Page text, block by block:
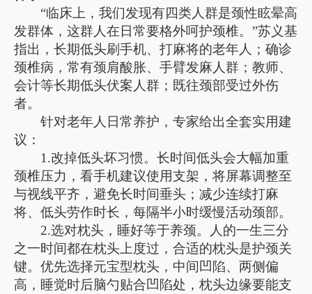
“临床上，我们发现有四类人群是颈性眩晕高
发群体，这群人在日常要格外呵护颈椎。”苏义基
指出，长期低头刷手机、打麻将的老年人；确诊
颈椎病，常有颈肩酸胀、手臂发麻人群；教师、
会计等长期低头伏案人群；既往颈部受过外伤
者。
针对老年人日常养护，专家给出全套实用建
议：
1.改掉低头坏习惯。长时间低头会大幅加重
颈椎压力，看手机建议使用支架，将屏幕调整至
与视线平齐，避免长时间垂头；减少连续打麻
将、低头劳作时长，每隔半小时缓慢活动颈部。
2.选对枕头，睡好等于养颈。人的一生三分
之一时间都在枕头上度过，合适的枕头是护颈关
键。优先选择元宝型枕头，中间凹陷、两侧偏
高，睡觉时后脑勺贴合凹陷处，枕头边缘要能支